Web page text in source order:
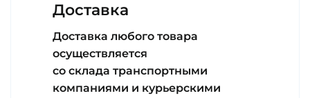
Доставка
Доставка любого товара
осуществляется
со склада транспортными
компаниями и курьерскими